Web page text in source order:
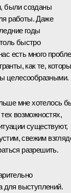
были созданы
работы. Даже
годы
быстро
есть много
как те,
целесообразными.
мне хотелось
возможностях,
существуют,
свежим
разрешить.
для выступлений.